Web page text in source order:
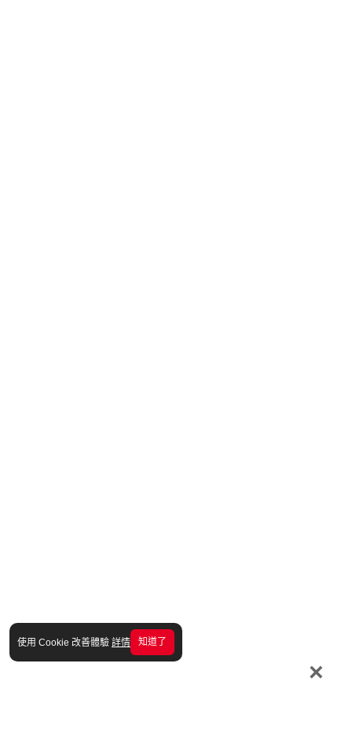
使用 Cookie 改善體驗 詳情 知道了
×